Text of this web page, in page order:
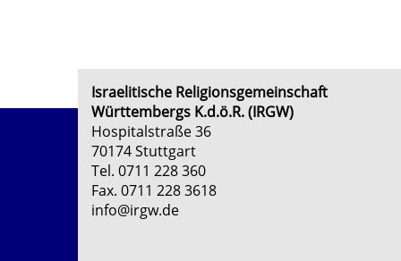
Israelitische Religionsgemeinschaft
Württembergs K.d.ö.R. (IRGW)
Hospitalstraße 36
70174 Stuttgart
Tel. 0711 228 360
Fax. 0711 228 3618
info@irgw.de